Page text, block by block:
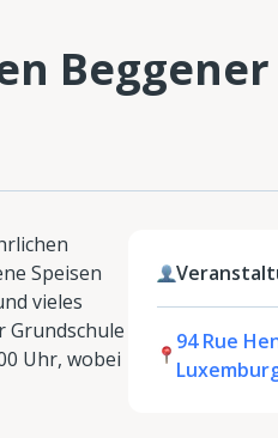
Speisen
vieles
Grundschule
Uhr, wobei
94 Rue